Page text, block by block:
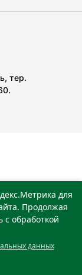
тер.
для
Продолжая
с обработкой
данных